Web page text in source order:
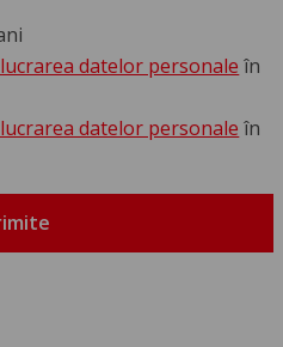
datelor personale în
datelor personale în